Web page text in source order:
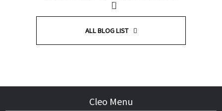
ALL BLOG LIST
Cleo Menu